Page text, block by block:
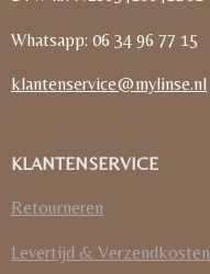
Whatsapp: 06 34 96 77 15
klantenservice@mylinse.nl
KLANTENSERVICE
Retourneren
Levertijd & Verzendkosten